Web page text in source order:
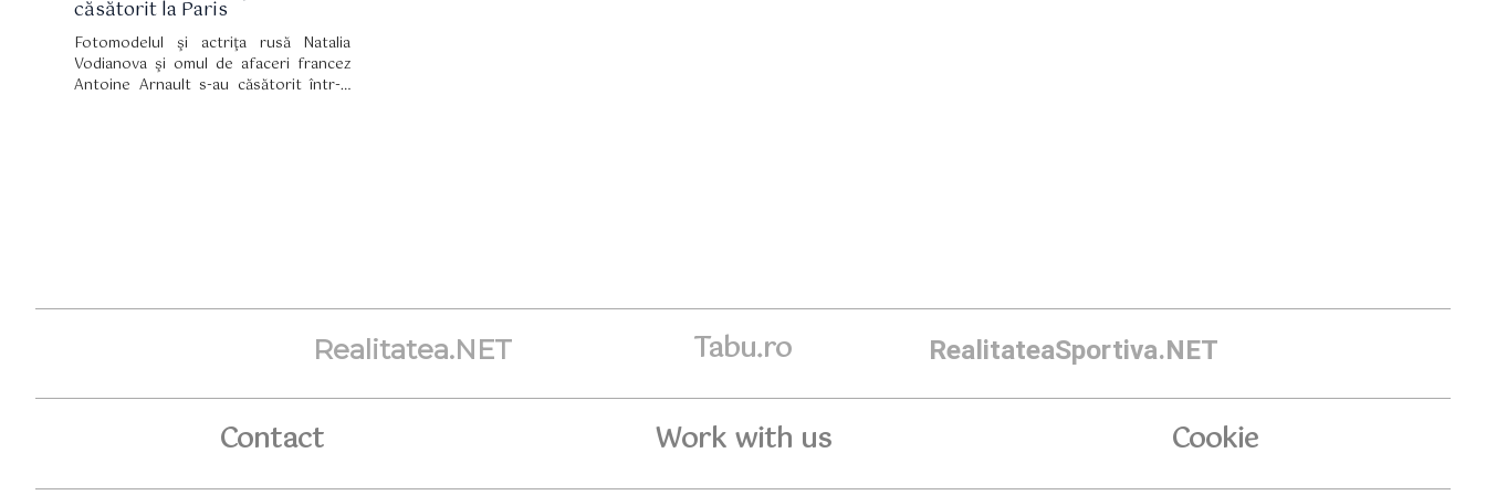
căsătorit la Paris
Fotomodelul şi actriţa rusă Natalia
Vodianova şi omul de afaceri francez
Antoine Arnault s-au căsătorit într-o
Realitatea.NET Tabu.ro RealitateaSportiva.NET
Contact Work with us Cookie